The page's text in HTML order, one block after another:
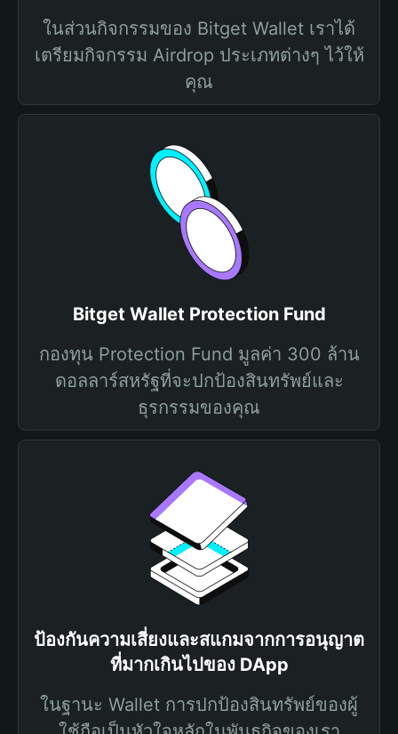
ในส่วนกิจกรรมของ Bitget Wallet เราได้
เตรียมกิจกรรม Airdrop ประเภทต่างๆ ไว้ให้
คุณ
Bitget Wallet Protection Fund
กองทุน Protection Fund มูลค่า 300 ล้าน
ดอลลาร์สหรัฐที่จะปกป้องสินทรัพย์และ
ธุรกรรมของคุณ
ป้องกันความเสี่ยงและสแกมจากการอนุญาต
ที่มากเกินไปของ DApp
ในฐานะ Wallet การปกป้องสินทรัพย์ของผู้